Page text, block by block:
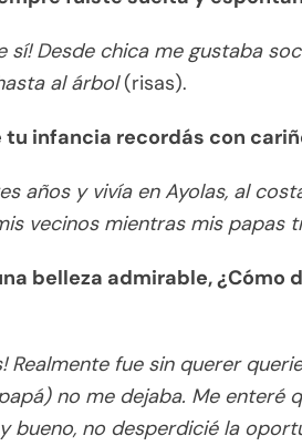
sí! Desde chica me gustaba
al árbol(risas).
tu infancia recordás con
años y vivía en Ayolas, al
vecinos mientras mis papas
belleza admirable,
Realmente fue sin querer
no me dejaba. Me enteré
bueno, no desperdicié la